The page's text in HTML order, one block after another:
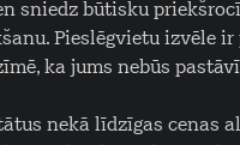
sniedz būtisku
Pieslēgvietu izvēle
ka jums nebūs
nekā līdzīgas cenas